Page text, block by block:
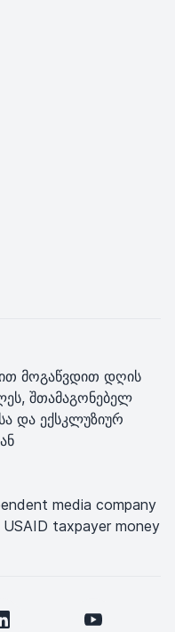
მოგაწვდით დღის
შთამაგონებელ
და ექსკლუზიურ
media company
taxpayer money